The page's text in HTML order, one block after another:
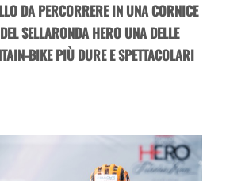
DA PERCORRERE IN UNA CORNICE
SELLARONDA HERO UNA DELLE
BIKE PIÙ DURE E SPETTACOLARI